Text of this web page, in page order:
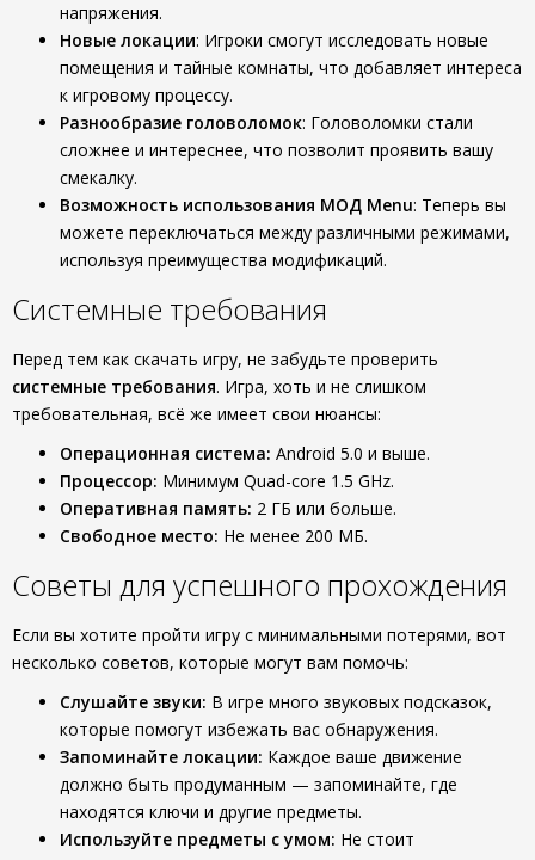
напряжения.
Новые локации: Игроки смогут исследовать новые
помещения и тайные комнаты, что добавляет интереса
к игровому процессу.
Разнообразие головоломок: Головоломки стали
сложнее и интереснее, что позволит проявить вашу
смекалку.
Возможность использования МОД Menu: Теперь вы
можете переключаться между различными режимами,
используя преимущества модификаций.
Системные требования
Перед тем как скачать игру, не забудьте проверить
системные требования. Игра, хоть и не слишком
требовательная, всё же имеет свои нюансы:
Операционная система: Android 5.0 и выше.
Процессор: Минимум Quad-core 1.5 GHz.
Оперативная память: 2 ГБ или больше.
Свободное место: Не менее 200 МБ.
Советы для успешного прохождения
Если вы хотите пройти игру с минимальными потерями, вот
несколько советов, которые могут вам помочь:
Слушайте звуки: В игре много звуковых подсказок,
которые помогут избежать вас обнаружения.
Запоминайте локации: Каждое ваше движение
должно быть продуманным — запоминайте, где
находятся ключи и другие предметы.
Используйте предметы с умом: Не стоит